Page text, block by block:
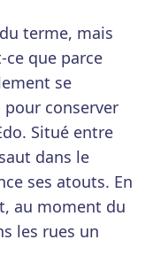
terme, mais
que parce
se
conserver
Situé entre
dans le
ses atouts. En
au moment du
les rues un